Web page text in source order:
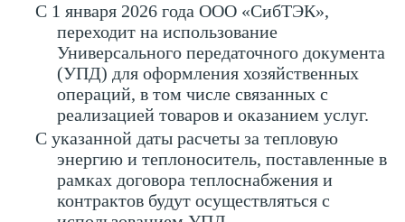
С 1 января 2026 года ООО «СибТЭК»,
переходит на использование
Универсального передаточного документа
(УПД) для оформления хозяйственных
операций, в том числе связанных с
реализацией товаров и оказанием услуг.
С указанной даты расчеты за тепловую
энергию и теплоноситель, поставленные в
рамках договора теплоснабжения и
контрактов будут осуществляться с